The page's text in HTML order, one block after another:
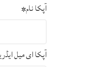
آپکا نام*
آپکا ای میل